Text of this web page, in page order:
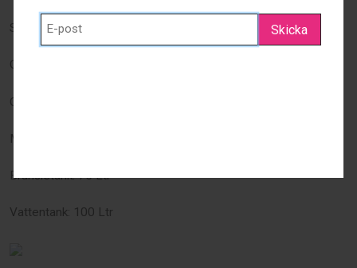
Storsegel: 38.8 m²
Genoa 106%: 32.35 m²
GENNAKER: 113.23 m²
Motor diesel: 15 kW
Bränsletank: 75 Ltr
Vattentank: 100 Ltr
Skicka